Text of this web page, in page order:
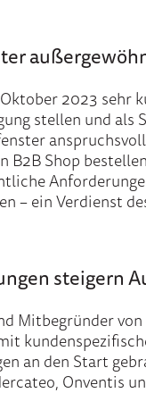
2023 sehr
stellen und als
Shop
– ein Verdienst
steigern
Mitbegründer
an den Start
Onventis